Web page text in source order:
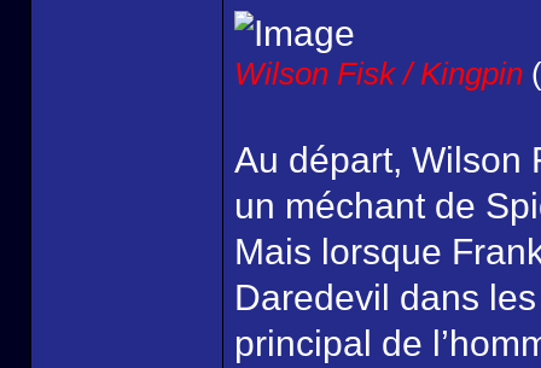
Wilson Fisk / Kingpin
Au départ, Wilson
un méchant de
Mais lorsque
Daredevil dans
principal de